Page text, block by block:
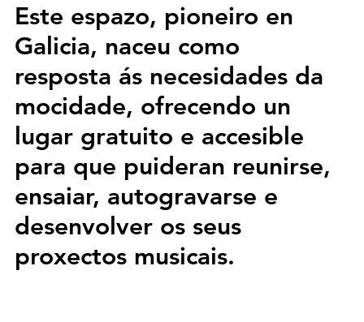
Este espazo, pioneiro en
Galicia, naceu como
resposta ás necesidades da
mocidade, ofrecendo un
lugar gratuito e accesible
para que puideran reunirse,
ensaiar, autogravarse e
desenvolver os seus
proxectos musicais.